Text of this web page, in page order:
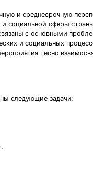
и среднесрочную
социальной сферы
с основными
и социальных
тесно
следующие задачи: